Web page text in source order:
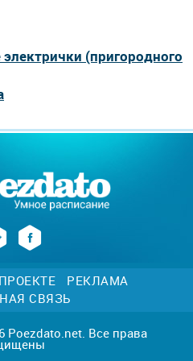
(пригородного
РЕКЛАМА
СВЯЗЬ
Poezdato.net. Все права